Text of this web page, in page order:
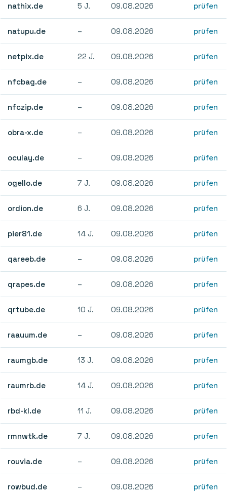
nathix.de 5 J. 09.08.2026 prüfen
natupu.de – 09.08.2026 prüfen
netpix.de 22 J. 09.08.2026 prüfen
nfcbag.de – 09.08.2026 prüfen
nfczip.de – 09.08.2026 prüfen
obra-x.de – 09.08.2026 prüfen
oculay.de – 09.08.2026 prüfen
ogello.de 7 J. 09.08.2026 prüfen
ordion.de 6 J. 09.08.2026 prüfen
pier81.de 14 J. 09.08.2026 prüfen
qareeb.de – 09.08.2026 prüfen
qrapes.de – 09.08.2026 prüfen
qrtube.de 10 J. 09.08.2026 prüfen
raauum.de – 09.08.2026 prüfen
raumgb.de 13 J. 09.08.2026 prüfen
raumrb.de 14 J. 09.08.2026 prüfen
rbd-kl.de 11 J. 09.08.2026 prüfen
rmnwtk.de 7 J. 09.08.2026 prüfen
rouvia.de – 09.08.2026 prüfen
rowbud.de – 09.08.2026 prüfen